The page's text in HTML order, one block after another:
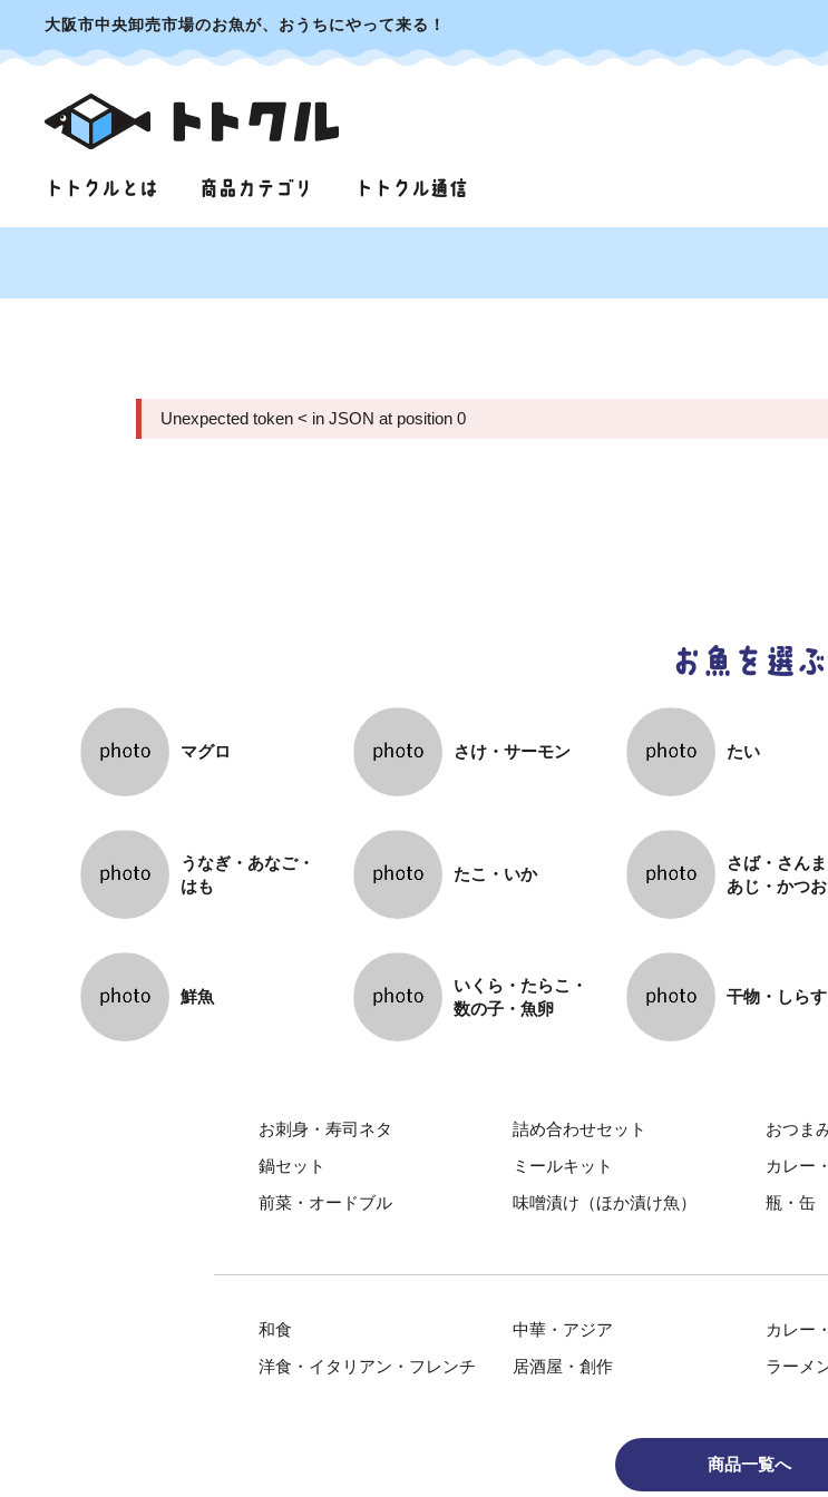
大阪市中央卸売市場のお魚が、おうちにやって来る！
トトクルとは 商品カテゴリ トトクル通信
Unexpected token < in JSON at position 0
お魚を選ぶ
マグロ さけ・サーモン たい
うなぎ・あなご・
はも
たこ・いか
さば・さんま
あじ・かつお
鮮魚
いくら・たらこ・
数の子・魚卵
干物・しらす
お刺身・寿司ネタ
鍋セット
前菜・オードブル
詰め合わせセット
ミールキット
味噌漬け（ほか漬け魚）
おつま
カレー
瓶・缶
和食
洋食・イタリアン・フレンチ
中華・アジア
居酒屋・創作
カレー
ラーメ
商品一覧へ